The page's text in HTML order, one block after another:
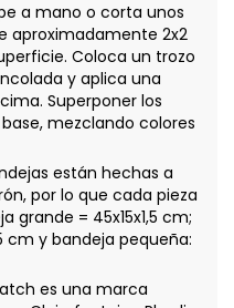
a mano o corta unos
aproximadamente 2x2
Coloca un trozo
y aplica una
Superponer los
mezclando colores
están hechas a
por lo que cada pieza
grande = 45x15x1,5 cm;
cm y bandeja pequeña:
es una marca